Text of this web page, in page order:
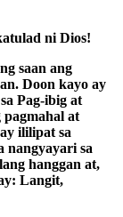
ni Dios!
saan ang
Doon kayo ay
Pag-ibig at
pagmahal at
ililipat sa
nangyayari sa
hanggan at,
Langit,